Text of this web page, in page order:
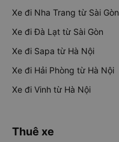
Xe đi Nha Trang từ Sài Gòn
Xe đi Đà Lạt từ Sài Gòn
Xe đi Sapa từ Hà Nội
Xe đi Hải Phòng từ Hà Nội
Xe đi Vinh từ Hà Nội
Thuê xe